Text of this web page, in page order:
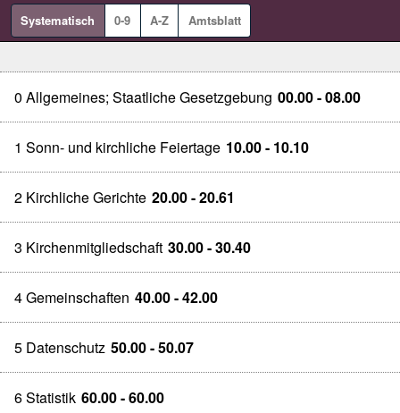
Systematisch 0-9 A-Z Amtsblatt
0 Allgemeines; Staatliche Gesetzgebung 00.00 - 08.00
1 Sonn- und kirchliche Feiertage 10.00 - 10.10
2 Kirchliche Gerichte 20.00 - 20.61
3 Kirchenmitgliedschaft 30.00 - 30.40
4 Gemeinschaften 40.00 - 42.00
5 Datenschutz 50.00 - 50.07
6 Statistik 60.00 - 60.00